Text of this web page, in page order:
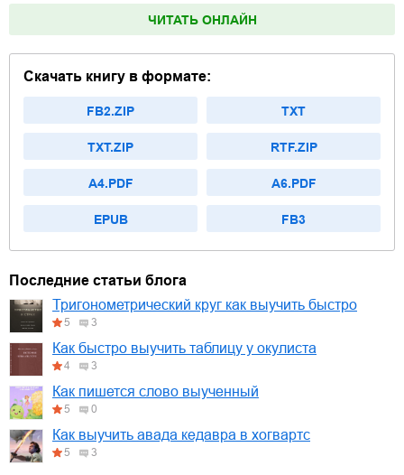
ЧИТАТЬ ОНЛАЙН
Скачать книгу в формате:
FB2.ZIP TXT
TXT.ZIP RTF.ZIP
A4.PDF A6.PDF
EPUB FB3
Последние статьи блога
Тригонометрический круг как выучить быстро
5 3
Как быстро выучить таблицу у окулиста
4 3
Как пишется слово выученный
5 0
Как выучить авада кедавра в хогвартс
5 3